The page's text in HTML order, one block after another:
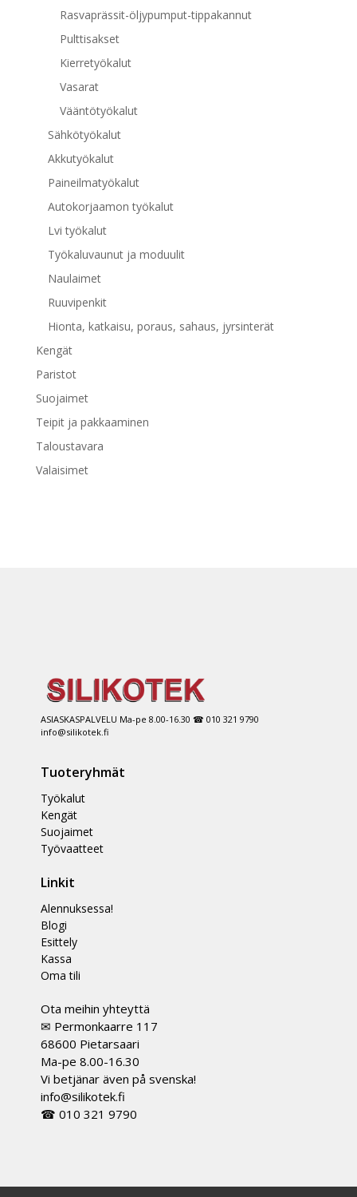
Rasvaprässit-öljypumput-tippakannut
Pulttisakset
Kierretyökalut
Vasarat
Vääntötyökalut
Sähkötyökalut
Akkutyökalut
Paineilmatyökalut
Autokorjaamon työkalut
Lvi työkalut
Työkaluvaunut ja moduulit
Naulaimet
Ruuvipenkit
Hionta, katkaisu, poraus, sahaus, jyrsinterät
Kengät
Paristot
Suojaimet
Teipit ja pakkaaminen
Taloustavara
Valaisimet
ASIASKASPALVELU Ma-pe 8.00-16.30 ☎ 010 321 9790
info@silikotek.fi
Tuoteryhmät
Työkalut
Kengät
Suojaimet
Työvaatteet
Linkit
Alennuksessa!
Blogi
Esittely
Kassa
Oma tili
Ota meihin yhteyttä
✉ Permonkaarre 117
68600 Pietarsaari
Ma-pe 8.00-16.30
Vi betjänar även på svenska!
info@silikotek.fi
☎ 010 321 9790